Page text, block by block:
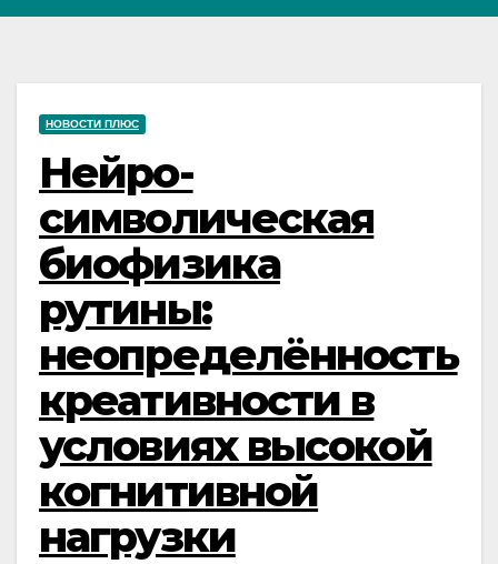
НОВОСТИ ПЛЮС
Нейро-
символическая
биофизика
рутины:
неопределённость
креативности в
условиях высокой
когнитивной
нагрузки